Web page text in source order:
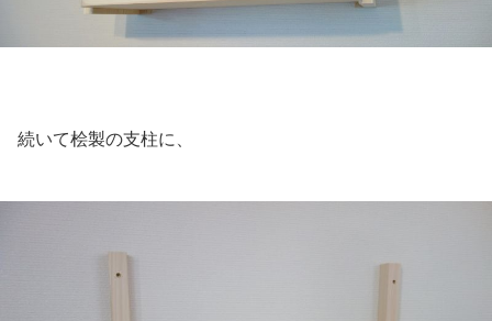
続いて桧製の支柱に、